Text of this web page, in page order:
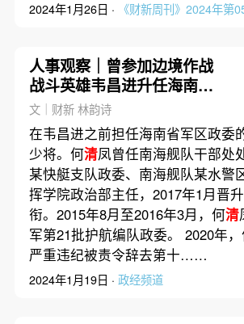
2024年1月26日 · 《财新周刊》2024年第
人事观察｜曾参加边境作战
战斗英雄韦昌进升任海南军
区政委
文｜财新 林韵诗
在韦昌进之前担任海南省军区政委
少将。何清凤曾任南海舰队干部处
某快艇支队政委、南海舰队某水警
挥学院政治部主任，2017年1月晋
衔。2015年8月至2016年3月，何清
军第21批护航编队政委。 2020年
严重违纪被责令辞去第十……
2024年1月19日 · 政经频道